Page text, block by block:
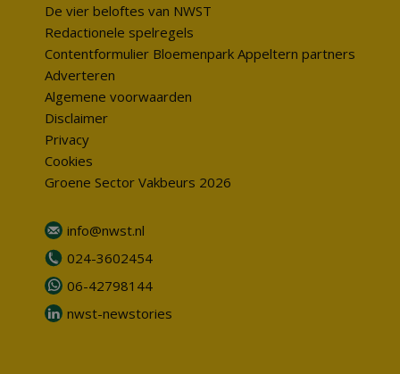
De vier beloftes van NWST
Redactionele spelregels
Contentformulier Bloemenpark Appeltern partners
Adverteren
Algemene voorwaarden
Disclaimer
Privacy
Cookies
Groene Sector Vakbeurs 2026
info@nwst.nl
024-3602454
06-42798144
nwst-newstories